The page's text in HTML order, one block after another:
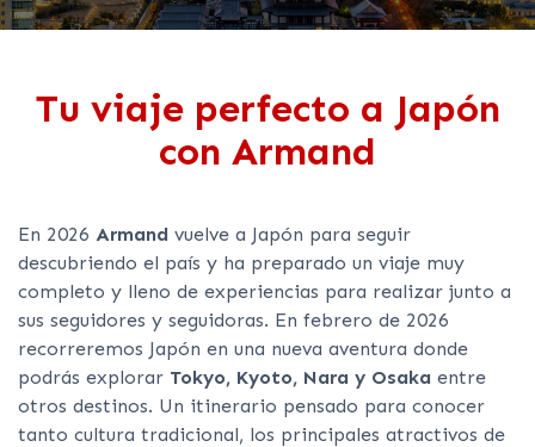
Tu viaje perfecto a Japón
con Armand
En 2026 Armand vuelve a Japón para seguir
descubriendo el país y ha preparado un viaje muy
completo y lleno de experiencias para realizar junto a
sus seguidores y seguidoras. En febrero de 2026
recorreremos Japón en una nueva aventura donde
podrás explorar Tokyo, Kyoto, Nara y Osaka entre
otros destinos. Un itinerario pensado para conocer
tanto cultura tradicional, los principales atractivos de